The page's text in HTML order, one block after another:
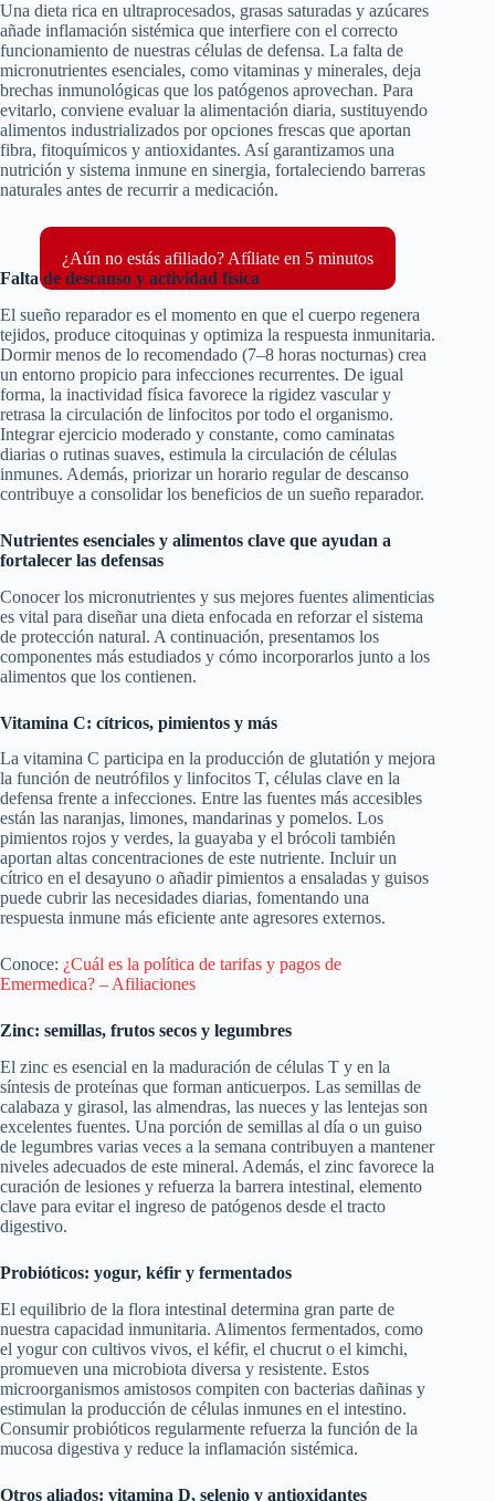
Una dieta rica en ultraprocesados, grasas saturadas y azúcares
añade inflamación sistémica que interfiere con el correcto
funcionamiento de nuestras células de defensa. La falta de
micronutrientes esenciales, como vitaminas y minerales, deja
brechas inmunológicas que los patógenos aprovechan. Para
evitarlo, conviene evaluar la alimentación diaria, sustituyendo
alimentos industrializados por opciones frescas que aportan
fibra, fitoquímicos y antioxidantes. Así garantizamos una
nutrición y sistema inmune en sinergia, fortaleciendo barreras
naturales antes de recurrir a medicación.
¿Aún no estás afiliado? Afíliate en 5 minutos
Falta de descanso y actividad física
El sueño reparador es el momento en que el cuerpo regenera
tejidos, produce citoquinas y optimiza la respuesta inmunitaria.
Dormir menos de lo recomendado (7–8 horas nocturnas) crea
un entorno propicio para infecciones recurrentes. De igual
forma, la inactividad física favorece la rigidez vascular y
retrasa la circulación de linfocitos por todo el organismo.
Integrar ejercicio moderado y constante, como caminatas
diarias o rutinas suaves, estimula la circulación de células
inmunes. Además, priorizar un horario regular de descanso
contribuye a consolidar los beneficios de un sueño reparador.
Nutrientes esenciales y alimentos clave que ayudan a
fortalecer las defensas
Conocer los micronutrientes y sus mejores fuentes alimenticias
es vital para diseñar una dieta enfocada en reforzar el sistema
de protección natural. A continuación, presentamos los
componentes más estudiados y cómo incorporarlos junto a los
alimentos que los contienen.
Vitamina C: cítricos, pimientos y más
La vitamina C participa en la producción de glutatión y mejora
la función de neutrófilos y linfocitos T, células clave en la
defensa frente a infecciones. Entre las fuentes más accesibles
están las naranjas, limones, mandarinas y pomelos. Los
pimientos rojos y verdes, la guayaba y el brócoli también
aportan altas concentraciones de este nutriente. Incluir un
cítrico en el desayuno o añadir pimientos a ensaladas y guisos
puede cubrir las necesidades diarias, fomentando una
respuesta inmune más eficiente ante agresores externos.
Conoce: ¿Cuál es la política de tarifas y pagos de
Emermedica? – Afiliaciones
Zinc: semillas, frutos secos y legumbres
El zinc es esencial en la maduración de células T y en la
síntesis de proteínas que forman anticuerpos. Las semillas de
calabaza y girasol, las almendras, las nueces y las lentejas son
excelentes fuentes. Una porción de semillas al día o un guiso
de legumbres varias veces a la semana contribuyen a mantener
niveles adecuados de este mineral. Además, el zinc favorece la
curación de lesiones y refuerza la barrera intestinal, elemento
clave para evitar el ingreso de patógenos desde el tracto
digestivo.
Probióticos: yogur, kéfir y fermentados
El equilibrio de la flora intestinal determina gran parte de
nuestra capacidad inmunitaria. Alimentos fermentados, como
el yogur con cultivos vivos, el kéfir, el chucrut o el kimchi,
promueven una microbiota diversa y resistente. Estos
microorganismos amistosos compiten con bacterias dañinas y
estimulan la producción de células inmunes en el intestino.
Consumir probióticos regularmente refuerza la función de la
mucosa digestiva y reduce la inflamación sistémica.
Otros aliados: vitamina D, selenio y antioxidantes